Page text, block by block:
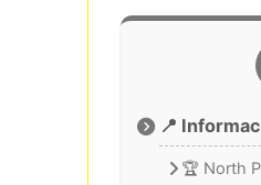
📍
🏆 North